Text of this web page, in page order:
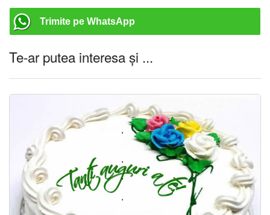
Trimite pe WhatsApp
Te-ar putea interesa și ...